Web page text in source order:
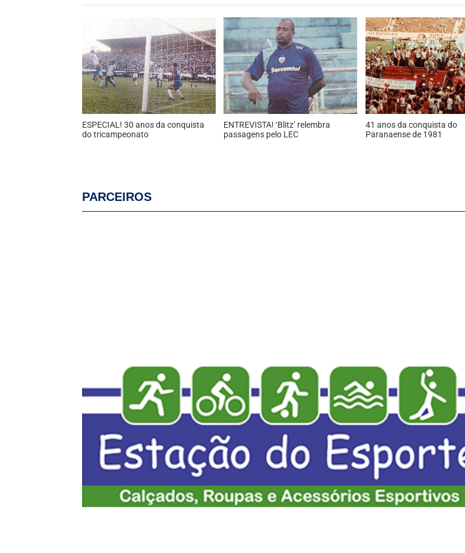
ESPECIAL! 30 anos da conquista
do tricampeonato
ENTREVISTA! ‘Blitz’ relembra
passagens pelo LEC
41 anos da conquista do
Paranaense de 1981
PARCEIROS